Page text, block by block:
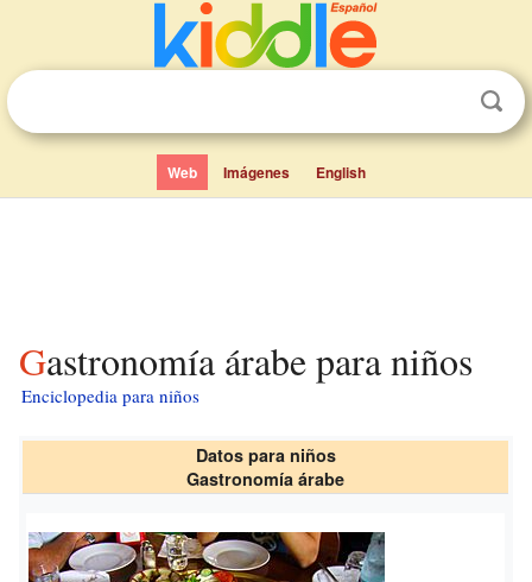
Web Imágenes English
Gastronomía árabe para niños
Enciclopedia para niños
Datos para niños
Gastronomía árabe